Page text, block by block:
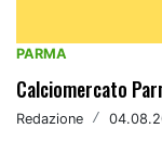
PARMA
Calciomercato
Redazione /